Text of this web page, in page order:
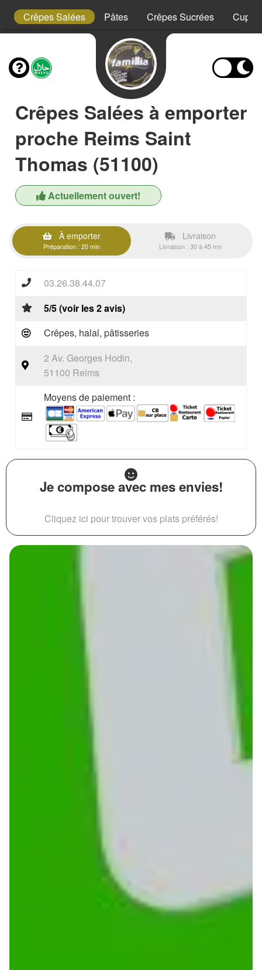
Crêpes Salées Pâtes Crêpes Sucrées Cup
Crêpes Salées à emporter
proche Reims Saint
Thomas (51100)
Actuellement ouvert!
À emporter
Préparation : 20 min
Livraison
Livraison : 30 à 45 mn
03.26.38.44.07
5/5 (voir les 2 avis)
Crêpes, halal, pâtisseries
2 Av. Georges Hodin,
51100 Reims
Moyens de paiement :
Je compose avec mes envies!
Cliquez ici pour trouver vos plats préférés!